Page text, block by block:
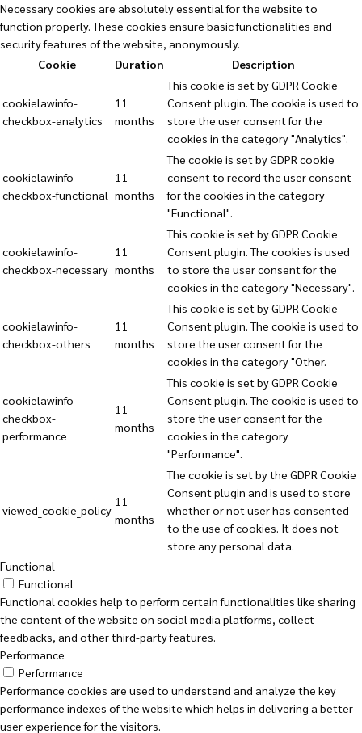
Necessary cookies are absolutely essential for the website to
function properly. These cookies ensure basic functionalities and
security features of the website, anonymously.
Cookie
Duration Description
cookielawinfo-
checkbox-analytics
11
months
This cookie is set by GDPR Cookie
Consent plugin. The cookie is used to
store the user consent for the
cookies in the category "Analytics".
cookielawinfo-
checkbox-functional
11
months
The cookie is set by GDPR cookie
consent to record the user consent
for the cookies in the category
"Functional".
cookielawinfo-
checkbox-necessary
11
months
This cookie is set by GDPR Cookie
Consent plugin. The cookies is used
to store the user consent for the
cookies in the category "Necessary".
cookielawinfo-
checkbox-others
11
months
This cookie is set by GDPR Cookie
Consent plugin. The cookie is used to
store the user consent for the
cookies in the category "Other.
cookielawinfo-
checkbox-
performance
11
months
This cookie is set by GDPR Cookie
Consent plugin. The cookie is used to
store the user consent for the
cookies in the category
"Performance".
viewed_cookie_policy
11
months
The cookie is set by the GDPR Cookie
Consent plugin and is used to store
whether or not user has consented
to the use of cookies. It does not
store any personal data.
Functional
Functional
Functional cookies help to perform certain functionalities like sharing
the content of the website on social media platforms, collect
feedbacks, and other third-party features.
Performance
Performance
Performance cookies are used to understand and analyze the key
performance indexes of the website which helps in delivering a better
user experience for the visitors.